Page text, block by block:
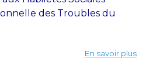
des Troubles du
En savoir plus